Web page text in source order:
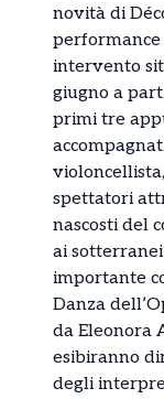
novità di
performance
intervento
giugno a
primi tre
spettatori
nascosti del
ai
importante
Danza
da Eleonora
esibiranno
degli